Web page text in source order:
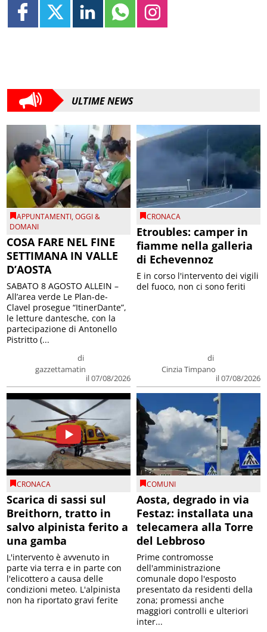
ULTIME NEWS
APPUNTAMENTI,OGGI &
DOMANI
COSA FARE NEL FINE
SETTIMANA IN VALLE
D’AOSTA
di
gazzettamatin
il 07/08/2026
SABATO 8 AGOSTO ALLEIN –
All’area verde Le Plan-de-
Clavel prosegue “ItinerDante”,
le letture dantesche, con la
partecipazione di Antonello
Pistritto (...
CRONACA
Etroubles: camper in
fiamme nella galleria
di Echevennoz
di
Cinzia Timpano
il 07/08/2026
E in corso l'intervento dei vigili
del fuoco, non ci sono feriti
CRONACA
Scarica di sassi sul
Breithorn, tratto in
salvo alpinista ferito a
una gamba
L'intervento è avvenuto in
parte via terra e in parte con
l'elicottero a causa delle
condizioni meteo. L'alpinista
non ha riportato gravi ferite
COMUNI
Aosta, degrado in via
Festaz: installata una
telecamera alla Torre
del Lebbroso
Prime contromosse
dell'amministrazione
comunale dopo l'esposto
presentato da residenti della
zona; promessi anche
maggiori controlli e ulteriori
inter...